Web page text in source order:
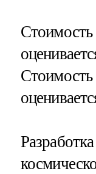
Стоимость